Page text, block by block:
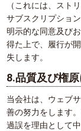
（これには、スト
サブスクリプショ
明示的な同意及び
得た上で、履行が
失します。
8.品質及び権
当会社は、ウェブ
善の努力をします
過誤を理由として